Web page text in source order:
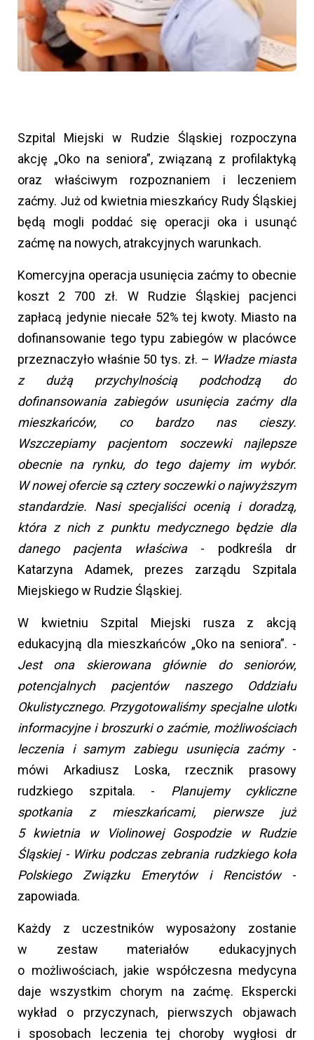
Szpital Miejski w Rudzie Śląskiej rozpoczyna
akcję „Oko na seniora”, związaną z profilaktyką
oraz właściwym rozpoznaniem i leczeniem
zaćmy. Już od kwietnia mieszkańcy Rudy Śląskiej
będą mogli poddać się operacji oka i usunąć
zaćmę na nowych, atrakcyjnych warunkach.
Komercyjna operacja usunięcia zaćmy to obecnie
koszt 2 700 zł. W Rudzie Śląskiej pacjenci
zapłacą jedynie niecałe 52% tej kwoty. Miasto na
dofinansowanie tego typu zabiegów w placówce
przeznaczyło właśnie 50 tys. zł. – Władze miasta
z dużą przychylnością podchodzą do
dofinansowania zabiegów usunięcia zaćmy dla
mieszkańców, co bardzo nas cieszy.
Wszczepiamy pacjentom soczewki najlepsze
obecnie na rynku, do tego dajemy im wybór.
W nowej ofercie są cztery soczewki o najwyższym
standardzie. Nasi specjaliści ocenią i doradzą,
która z nich z punktu medycznego będzie dla
danego pacjenta właściwa- podkreśla dr
Katarzyna Adamek, prezes zarządu Szpitala
Miejskiego w Rudzie Śląskiej.
W kwietniu Szpital Miejski rusza z akcją
edukacyjną dla mieszkańców „Oko na seniora”. -
Jest ona skierowana głównie do seniorów,
potencjalnych pacjentów naszego Oddziału
Okulistycznego. Przygotowaliśmy specjalne ulotki
informacyjne i broszurki o zaćmie, możliwościach
leczenia i samym zabiegu usunięcia zaćmy-
mówi Arkadiusz Loska, rzecznik prasowy
rudzkiego szpitala. - Planujemy cykliczne
spotkania z mieszkańcami, pierwsze już
5 kwietnia w Violinowej Gospodzie w Rudzie
Śląskiej - Wirku podczas zebrania rudzkiego koła
Polskiego Związku Emerytów i Rencistów-
zapowiada.
Każdy z uczestników wyposażony zostanie
w zestaw materiałów edukacyjnych
o możliwościach, jakie współczesna medycyna
daje wszystkim chorym na zaćmę. Ekspercki
wykład o przyczynach, pierwszych objawach
i sposobach leczenia tej choroby wygłosi dr